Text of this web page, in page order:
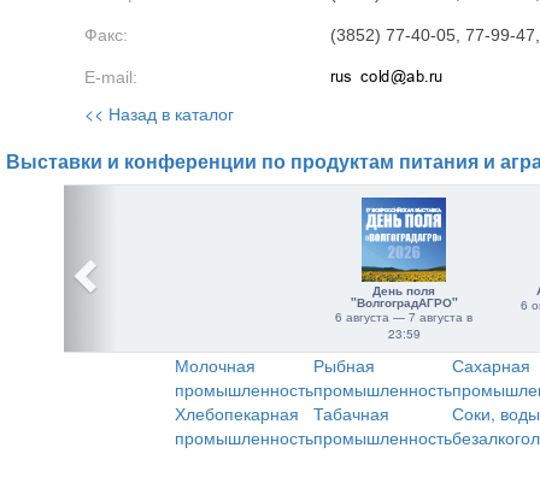
Факс: (3852) 77-40-05, 77-99-
E-mail:
<< Назад в каталог
Выставки и конференции по продуктам питания и
День поля
"ВолгоградАГРО"
6 августа — 7 августа в
23:59
6
Молочная
промышленность
Рыбная
промышленность
Сахарная
Хлебопекарная
промышленность
Табачная
промышленность
Соки,